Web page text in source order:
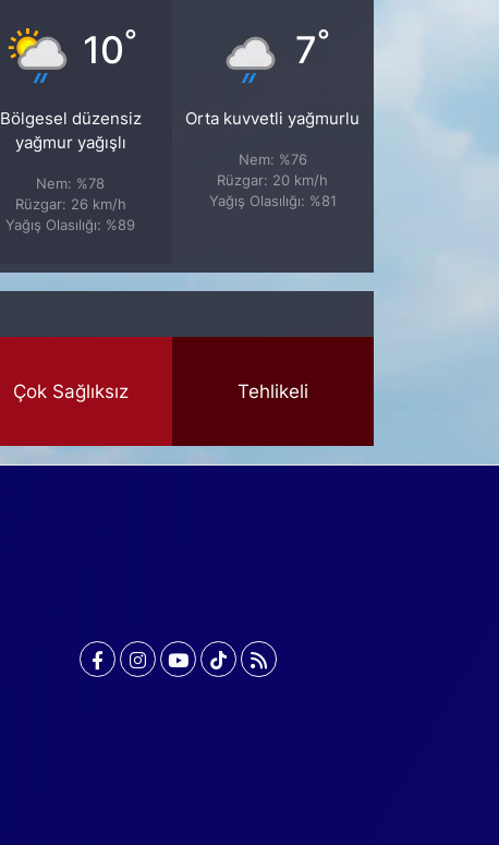
10°
Bölgesel düzensiz
yağmur yağışlı
Nem: %78
Rüzgar: 26 km/h
Yağış Olasılığı: %89
7°
Orta kuvvetli yağmurlu
Nem: %76
Rüzgar: 20 km/h
Yağış Olasılığı: %81
Çok Sağlıksız Tehlikeli